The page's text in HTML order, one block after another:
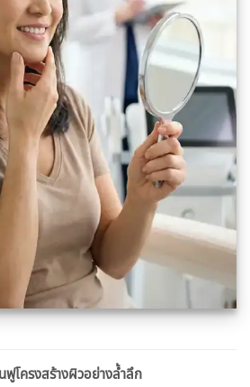
โครงสร้างผิวอย่างลํ้าลึก